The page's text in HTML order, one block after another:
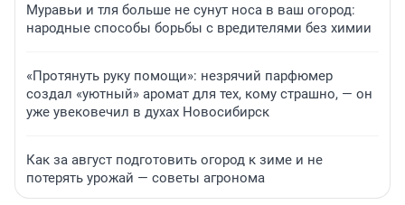
Муравьи и тля больше не сунут носа в ваш огород:
народные способы борьбы с вредителями без химии
«Протянуть руку помощи»: незрячий парфюмер
создал «уютный» аромат для тех, кому страшно, — он
уже увековечил в духах Новосибирск
Как за август подготовить огород к зиме и не
потерять урожай — советы агронома